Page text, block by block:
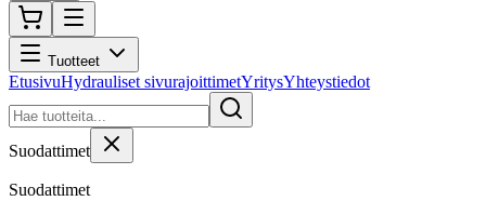
Tuotteet
EtusivuHydrauliset sivurajoittimetYritysYhteystiedot
Suodattimet
Suodattimet